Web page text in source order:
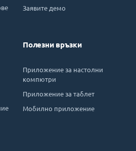
Заявите демо
Полезни връзки
Приложение за настолни
компютри
Приложение за таблет
Мобилно приложение